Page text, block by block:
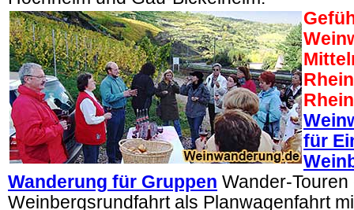
für
Wanderung für Gruppen Wander-Touren
Weinbergsrundfahrt als Planwagenfahrt